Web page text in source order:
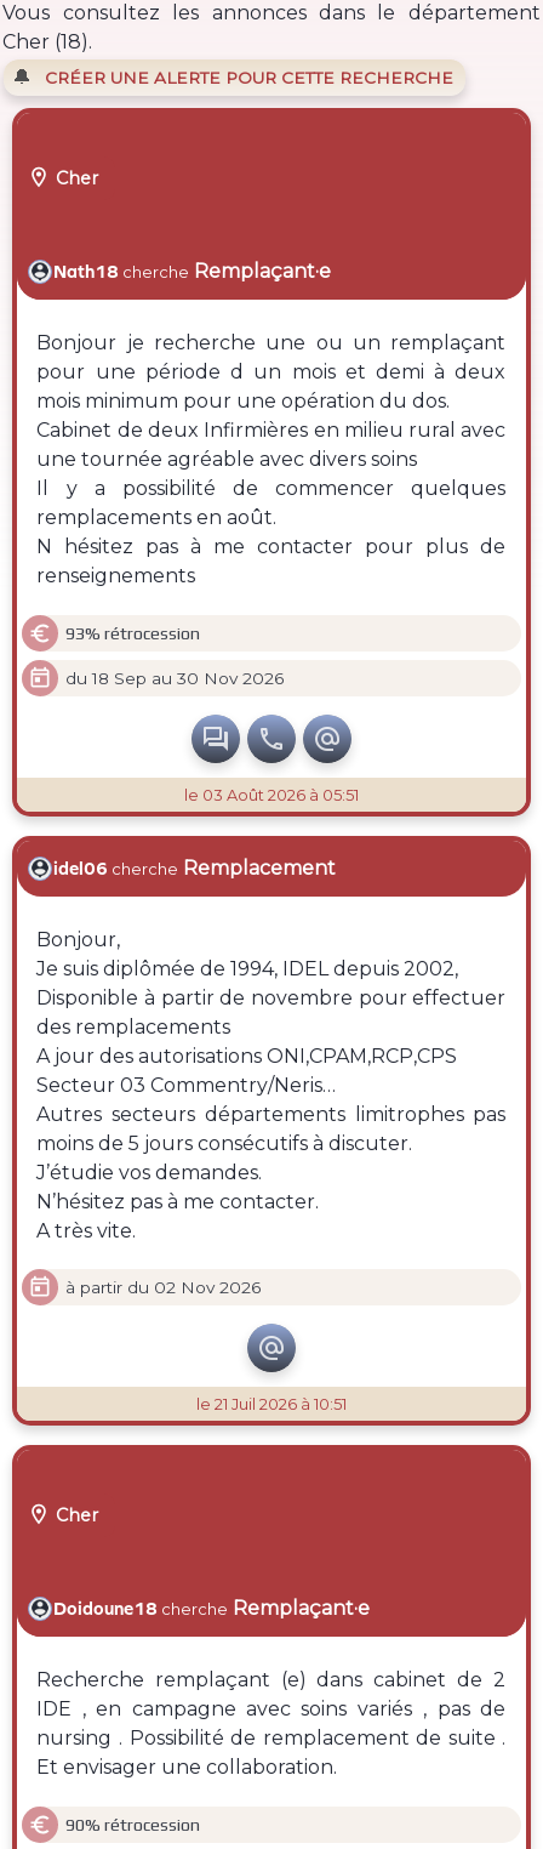
Vous consultez les annonces dans le département
Cher (18).
🔔 CRÉER UNE ALERTE POUR CETTE RECHERCHE
 Cher
Nath18 cherche Remplaçant·e
Bonjour je recherche une ou un remplaçant
pour une période d un mois et demi à deux
mois minimum pour une opération du dos.
Cabinet de deux Infirmières en milieu rural avec
une tournée agréable avec divers soins
Il y a possibilité de commencer quelques
remplacements en août.
N hésitez pas à me contacter pour plus de
renseignements
 93% rétrocession
 du 18 Sep au 30 Nov 2026
  
le 03 Août 2026 à 05:51
idel06 cherche Remplacement
Bonjour,
Je suis diplômée de 1994, IDEL depuis 2002,
Disponible à partir de novembre pour effectuer
des remplacements
A jour des autorisations ONI,CPAM,RCP,CPS
Secteur 03 Commentry/Neris…
Autres secteurs départements limitrophes pas
moins de 5 jours consécutifs à discuter.
J’étudie vos demandes.
N’hésitez pas à me contacter.
A très vite.
 à partir du 02 Nov 2026

le 21 Juil 2026 à 10:51
 Cher
Doidoune18 cherche Remplaçant·e
Recherche remplaçant (e) dans cabinet de 2
IDE , en campagne avec soins variés , pas de
nursing . Possibilité de remplacement de suite .
Et envisager une collaboration.
 90% rétrocession